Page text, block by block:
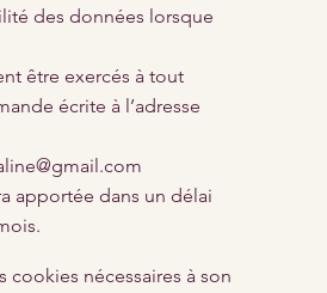
des données lorsque
être exercés à tout
écrite à l’adresse
apportée dans un délai
cookies nécessaires à son